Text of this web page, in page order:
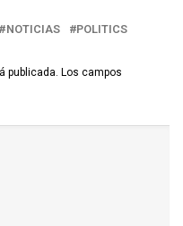
#NOTICIAS POLITICS
publicada. Los campos